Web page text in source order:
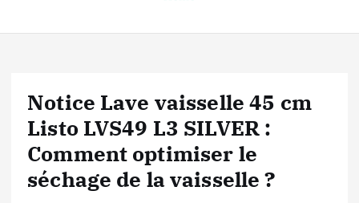
Notice Lave vaisselle 45 cm
Listo LVS49 L3 SILVER :
Comment optimiser le
séchage de la vaisselle ?